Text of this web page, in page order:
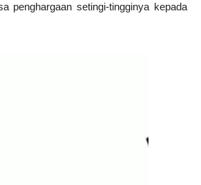
penghargaan setingi-tingginya kepada